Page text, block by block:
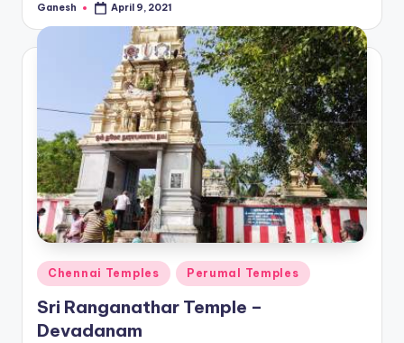
Posted
Ganesh April 9, 2021
Posted
in
Chennai Temples Perumal Temples
Sri Ranganathar Temple –
Devadanam